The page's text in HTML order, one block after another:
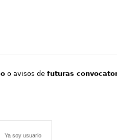
o avisos defuturas
Ya soy usuario